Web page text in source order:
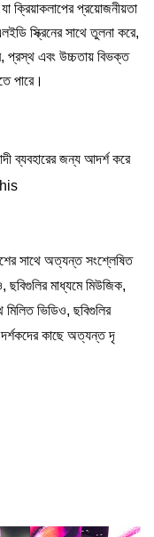
ক্রিয়াকলাপের প্রয়োজনীয়তা
স্ক্রিনের সাথে তুলনা করে,
প্রস্থ এবং উচ্চতায় বিভক্ত
পারে।
ব্যবহারের জন্য আদর্শ করে
his
সাথে অত্যন্ত সংশ্লেষিত
ছবিগুলির মাধ্যমে মিউজিক,
ভিডিও, ছবিগুলির
দর্শকদের কাছে অত্যন্ত দৃ